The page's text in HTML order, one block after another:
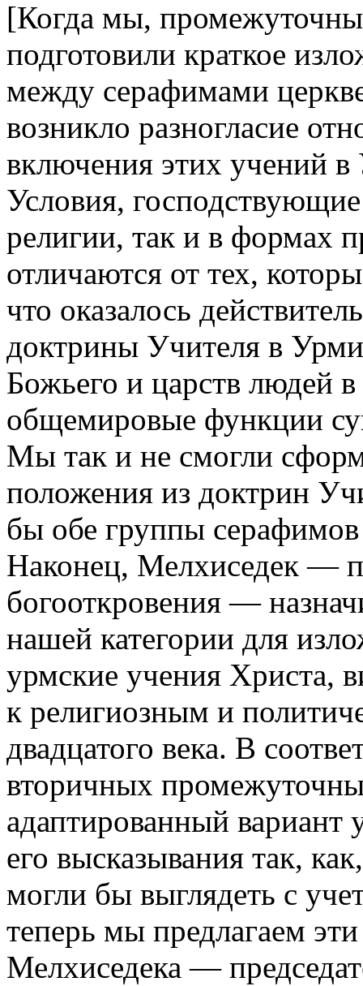
[Когда мы,
подготовили краткое
между серафимами
возникло разногласие
включения этих учений
Условия,
религии, так и в формах
отличаются от тех,
что оказалось
доктрины Учителя в
Божьего и царств людей
общемировые функции
Мы так и не смогли
положения из доктрин
бы обе группы серафимов
Наконец, Мелхиседек —
богооткровения —
нашей категории для
урмские учения Христа,
к религиозным и
двадцатого века. В
вторичных
адаптированный вариант
его высказывания так,
могли бы выглядеть с
теперь мы предлагаем
Мелхиседека —